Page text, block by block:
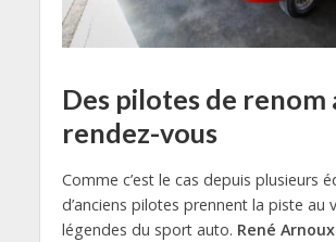
Des pilotes de renom
rendez-vous
Comme c’est le cas depuis plusieurs
d’anciens pilotes prennent la piste au
légendes du sport auto. René Arnoux